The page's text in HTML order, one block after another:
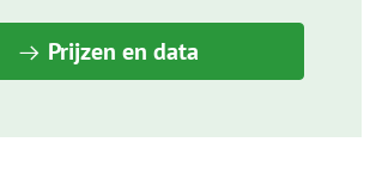
Prijzen en data